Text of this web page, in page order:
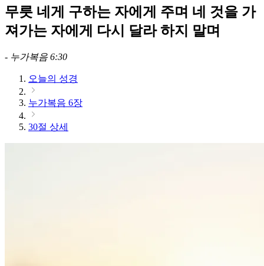
무릇 네게 구하는 자에게 주며 네 것을 가
져가는 자에게 다시 달라 하지 말며
- 누가복음 6:30
오늘의 성경
누가복음 6장
30절 상세